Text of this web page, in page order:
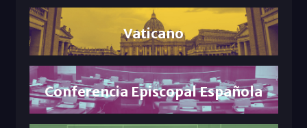
Vaticano
Conferencia Episcopal Española